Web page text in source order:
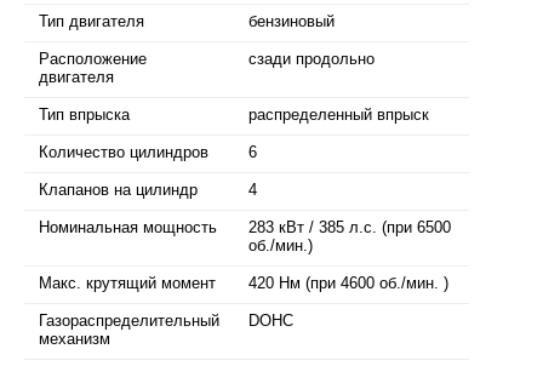
Тип двигателя бензиновый
Расположение
двигателя
сзади продольно
Тип впрыска распределенный впрыск
Количество цилиндров 6
Клапанов на цилиндр 4
Номинальная мощность
283 кВт / 385 л.с. (при 6500
об./мин.)
Макс. крутящий момент 420 Нм (при 4600 об./мин. )
Газораспределительный
механизм
DOHC